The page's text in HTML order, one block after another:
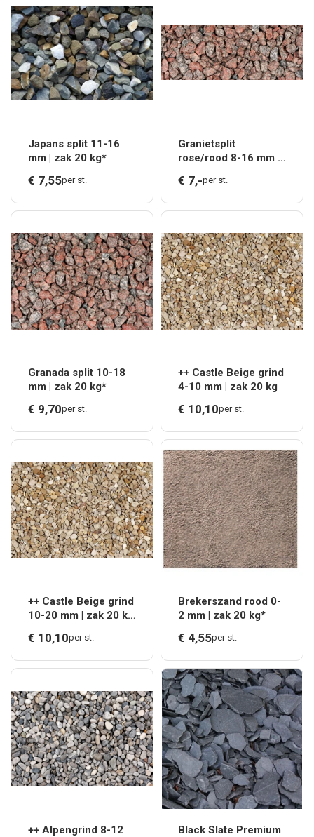
Japans split 11-16
mm | zak 20 kg*
€ 7,55per st.
Granietsplit
rose/rood 8-16 mm |
€ 7,-per st.
Granada split 10-18
mm | zak 20 kg*
€ 9,70per st.
++ Castle Beige grind
4-10 mm | zak 20 kg
€ 10,10per st.
++ Castle Beige grind
10-20 mm | zak 20 kg
33/34
€ 10,10per st.
Brekerszand rood 0-
2 mm | zak 20 kg*
€ 4,55per st.
++ Alpengrind 8-12
Black Slate Premium